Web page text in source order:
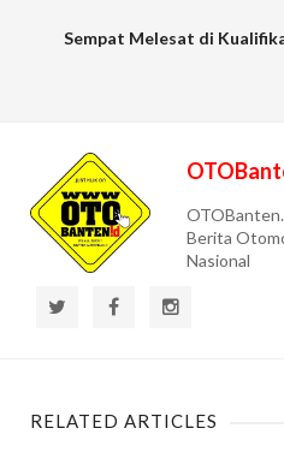
Sempat Melesat di
Berita
Nasional
RELATED ARTICLES